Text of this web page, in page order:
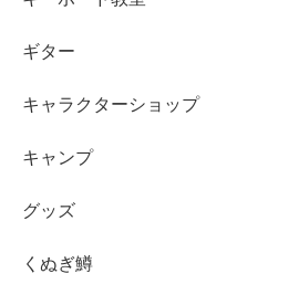
ギター
キャラクターショップ
キャンプ
グッズ
くぬぎ鱒